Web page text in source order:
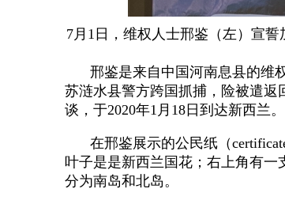
7月1日，维权人士邢鉴（左）宣
邢鉴是来自中国河南息县的维
苏涟水县警方跨国抓捕，险被遣返
谈，于2020年1月18日到达新西兰。
在邢鉴展示的公民纸（
叶子是是新西兰国花；右上角有一
分为南岛和北岛。